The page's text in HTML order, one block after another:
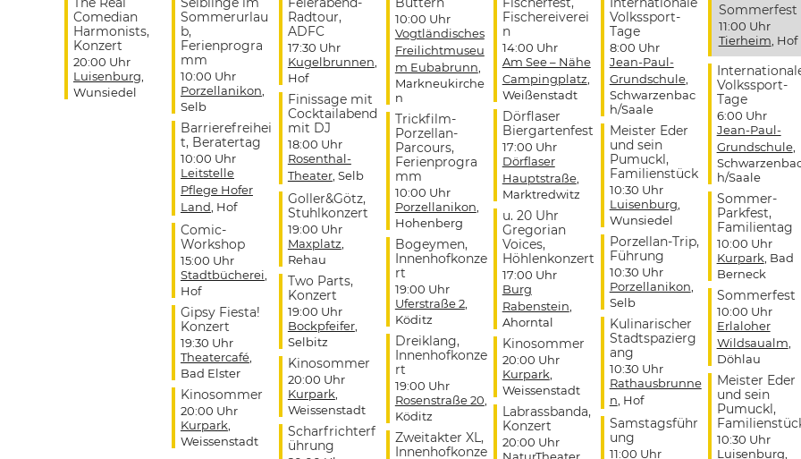
Comedian
Harmonists,
Konzert
20:00 Uhr
Luisenburg
Wunsiedel
Sommerurlau
b,
Ferienprogra
mm
10:00 Uhr
Porzellanikon
Selb
Barrierefreihei
t, Beratertag
10:00 Uhr
Leitstelle
Pflege Hofer
Land , Hof
Comic-
Workshop
15:00 Uhr
Stadtbücherei
Hof
Gipsy Fiesta!
Konzert
19:30 Uhr
Theatercafé,
Bad Elster
Kinosommer
20:00 Uhr
Kurpark
Weissenstadt
Radtour,
ADFC
17:30 Uhr
Kugelbrunnen
Hof
Finissage mit
Cocktailabend
mit DJ
18:00 Uhr
Rosenthal-
Theater, Selb
Goller&Götz,
Stuhlkonzert
19:00 Uhr
Maxplatz
Rehau
Two Parts,
Konzert
19:00 Uhr
Bockpfeifer,
Selbitz
Kinosommer
20:00 Uhr
Kurpark
Weissenstadt
Scharfrichterf
ührung
10:00 Uhr
Vogtländisches
Freilichtmuseu
m Eubabrunn
Markneukirche
n
Trickfilm-
Porzellan-
Parcours,
Ferienprogra
mm
10:00 Uhr
Porzellanikon
Hohenberg
Bogeymen,
Innenhofkonze
rt
19:00 Uhr
Uferstraße 2,
Köditz
Dreiklang,
Innenhofkonze
rt
19:00 Uhr
Rosenstraße 20
Köditz
Zweitakter XL,
Innenhofkonze
Fischereiverei
n
14:00 Uhr
Am See – Nähe
Campingplatz
Weißenstadt
Dörflaser
Biergartenfest
17:00 Uhr
Dörflaser
Hauptstraße,
Marktredwitz
u. 20 Uhr
Gregorian
Voices,
Höhlenkonzert
17:00 Uhr
Burg
Rabenstein
Ahorntal
Kinosommer
20:00 Uhr
Kurpark
Weissenstadt
Labrassbanda,
Konzert
20:00 Uhr
Volkssport-
Tage
8:00 Uhr
Jean-Paul-
Grundschule,
Schwarzenbac
h/Saale
Meister Eder
und sein
Pumuckl,
Familienstück
10:30 Uhr
Luisenburg
Wunsiedel
Porzellan-Trip,
Führung
10:30 Uhr
Porzellanikon
Selb
Kulinarischer
Stadtspazierg
ang
10:30 Uhr
Rathausbrunne
n , Hof
Samstagsführ
ung
11:00 Uhr
Sommerfest
11:00 Uhr
Tierheim , Hof
Volkssport-
Tage
6:00 Uhr
Jean-Paul-
Grundschule,
h/Saale
Sommer-
Parkfest,
Familientag
10:00 Uhr
Kurpark , Bad
Berneck
Sommerfest
10:00 Uhr
Erlaloher
Wildsaualm
Döhlau
Meister Eder
und sein
Pumuckl,
10:30 Uhr
Luisenburg